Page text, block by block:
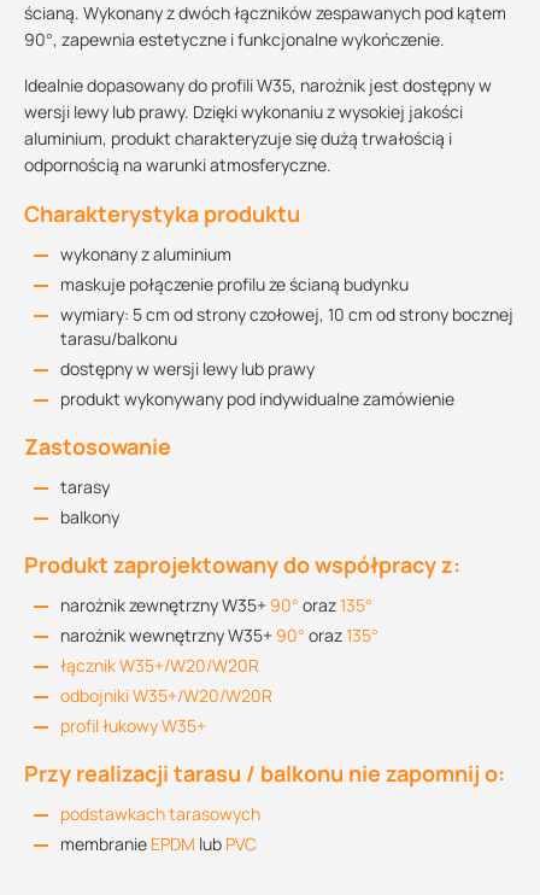
ścianą. Wykonany z dwóch łączników zespawanych pod kątem
90°, zapewnia estetyczne i funkcjonalne wykończenie.
Idealnie dopasowany do profili W35, narożnik jest dostępny w
wersji lewy lub prawy. Dzięki wykonaniu z wysokiej jakości
aluminium, produkt charakteryzuje się dużą trwałością i
odpornością na warunki atmosferyczne.
Charakterystyka produktu
wykonany z aluminium
maskuje połączenie profilu ze ścianą budynku
wymiary: 5 cm od strony czołowej, 10 cm od strony bocznej
tarasu/balkonu
dostępny w wersji lewy lub prawy
produkt wykonywany pod indywidualne zamówienie
Zastosowanie
tarasy
balkony
Produkt zaprojektowany do współpracy z:
narożnik zewnętrzny W35+ 90° oraz135°
narożnik wewnętrzny W35+ 90° oraz135°
łącznik W35+/W20/W20R
odbojniki W35+/W20/W20R
profil łukowy W35+
Przy realizacji tarasu / balkonu nie zapomnij o:
podstawkach tarasowych
membranie EPDM lub PVC